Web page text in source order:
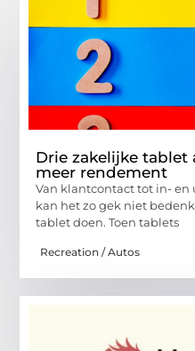
Drie zakelijke tablet
meer rendement
Van klantcontact tot in- en
kan het zo gek niet
tablet doen. Toen tablets
Recreation / Autos